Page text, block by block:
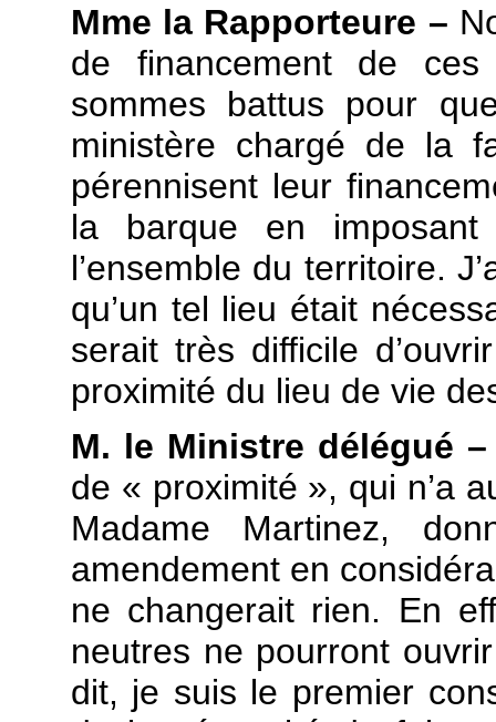
Mme la Rapporteure –
de financement de
sommes battus pour
ministère chargé de la
pérennisent leur
la barque en
l’ensemble du territoire.
qu’un tel lieu était
serait très difficile
proximité du lieu de vie
M. le Ministre délégué –
de « proximité », qui n’a
Madame Martinez,
amendement en
ne changerait rien. En
neutres ne pourront
dit, je suis le premier